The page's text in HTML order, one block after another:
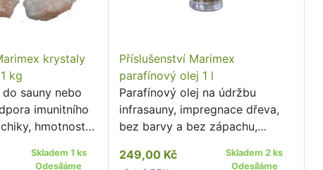
krystaly
kg
sauny nebo
imunitního
hmotnost
Skladem 1 ks
Odesíláme
Příslušenství Marimex
parafínový olej 1 l
Parafínový olej na údržbu
infrasauny, impregnace dřeva,
bez barvy a bez zápachu,
249,00 Kč
Skladem 2 ks
Odesíláme